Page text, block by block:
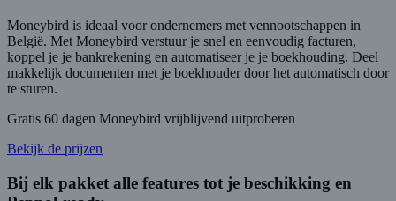
Moneybird is ideaal voor ondernemers met vennootschappen in
België. Met Moneybird verstuur je snel en eenvoudig facturen,
koppel je je bankrekening en automatiseer je je boekhouding. Deel
makkelijk documenten met je boekhouder door het automatisch door
te sturen.
Gratis 60 dagen Moneybird vrijblijvend uitproberen
Bekijk de prijzen
Bij elk pakket alle features tot je beschikking en